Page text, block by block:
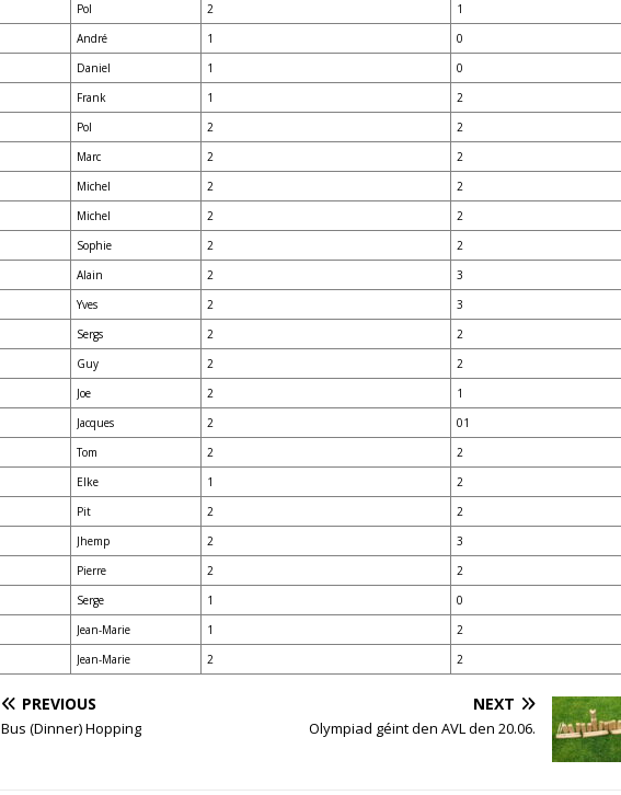
Pol 2
1
André 1
0
Daniel 1
0
Frank 1
2
Pol 2
2
Marc 2
2
Michel 2
2
Michel 2
2
Sophie 2
2
Alain 2
3
Yves 2
3
Sergs 2
2
Guy 2
2
Joe 2
1
Jacques 2
01
Tom 2
2
Elke 1
2
Pit 2
2
Jhemp 2
3
Pierre 2
2
Serge 1
0
Jean-Marie 1
2
Jean-Marie 2 2
PREVIOUS
Bus (Dinner) Hopping
NEXT
Olympiad géint den AVL den 20.06.